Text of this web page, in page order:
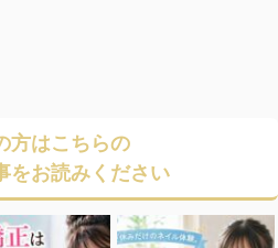
方はこちらの
をお読みください